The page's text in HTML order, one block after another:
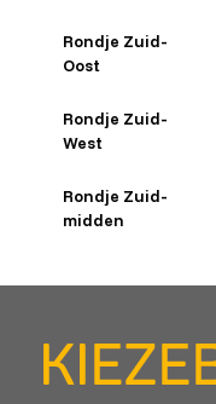
Rondje Zuid-
Oost
Rondje Zuid-
West
Rondje Zuid-
midden